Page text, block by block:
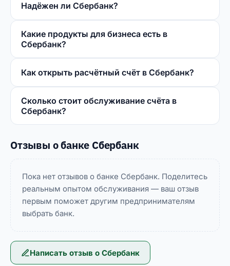
Надёжен ли Сбербанк?
Какие продукты для бизнеса есть в
Сбербанк?
Как открыть расчётный счёт в Сбербанк?
Сколько стоит обслуживание счёта в
Сбербанк?
Отзывы о банке Сбербанк
Пока нет отзывов о банке Сбербанк. Поделитесь
реальным опытом обслуживания — ваш отзыв
первым поможет другим предпринимателям
выбрать банк.
Написать отзыв о Сбербанк